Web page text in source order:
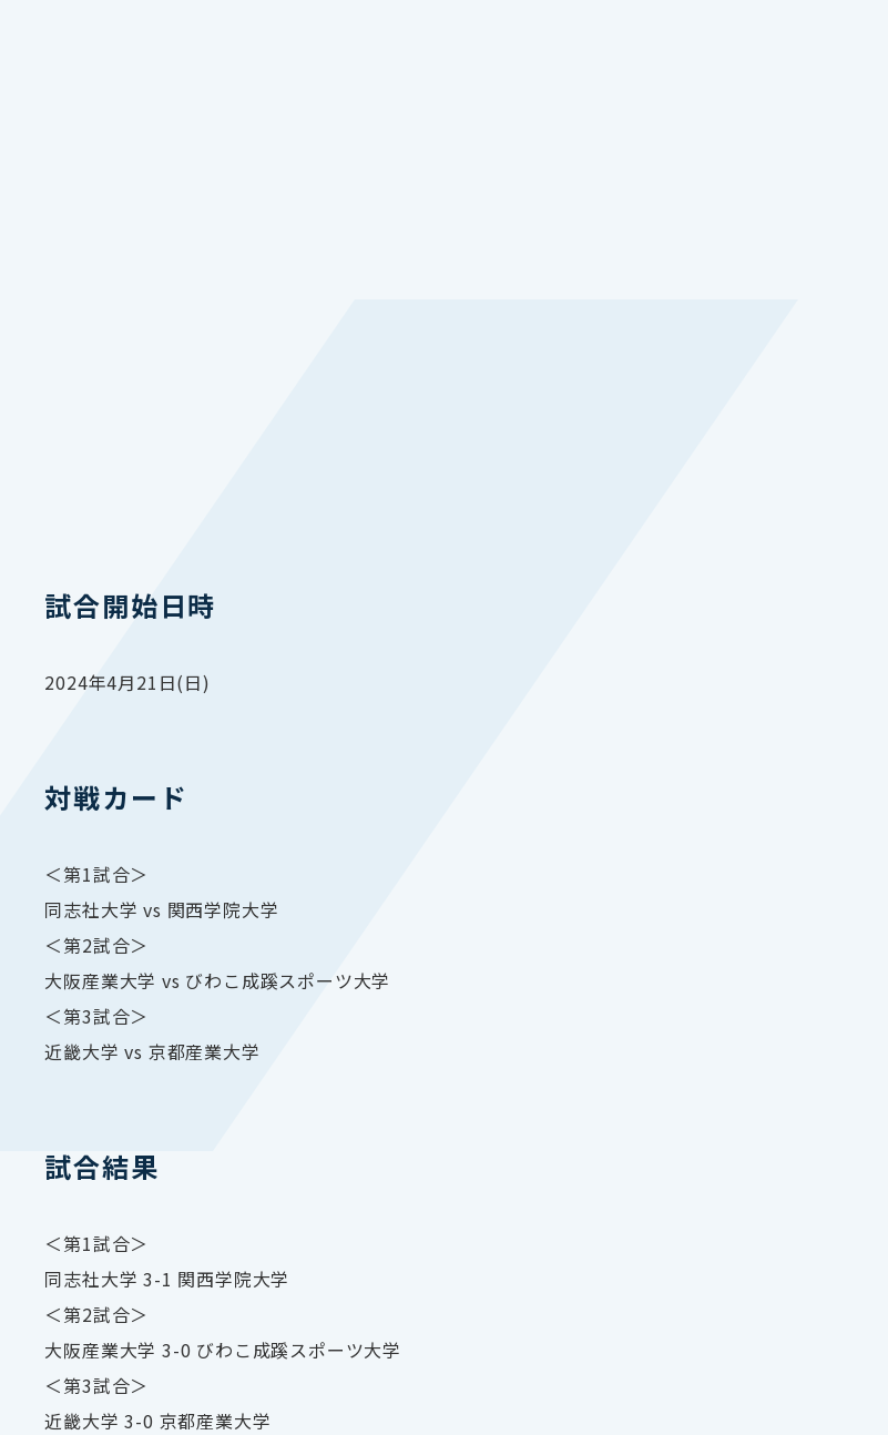
試合開始日時
2024年4月21日(日)
対戦カード
＜第1試合＞
同志社大学 vs 関西学院大学
＜第2試合＞
大阪産業大学 vs びわこ成蹊スポーツ大学
＜第3試合＞
近畿大学 vs 京都産業大学
試合結果
＜第1試合＞
同志社大学 3-1 関西学院大学
＜第2試合＞
大阪産業大学 3-0 びわこ成蹊スポーツ大学
＜第3試合＞
近畿大学 3-0 京都産業大学